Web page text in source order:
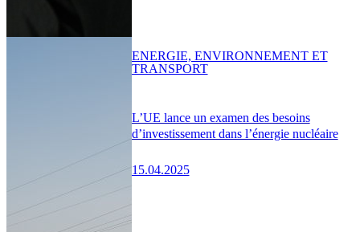
L’UE lance un examen des besoins
d’investissement dans l’énergie nucléaire
15.04.2025
ENERGIE, ENVIRONNEMENT ET
TRANSPORT